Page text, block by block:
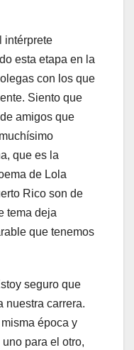
intérprete
esta etapa en la
con los que
Siento que
amigos que
que es la
de Lola
Rico son de
tema deja
que tenemos
seguro que
nuestra carrera.
época y
para el otro,